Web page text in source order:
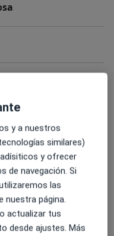
y a nuestros
similares)
y ofrecer
de navegación. Si
las
nuestra página.
actualizar tus
desde ajustes. Más